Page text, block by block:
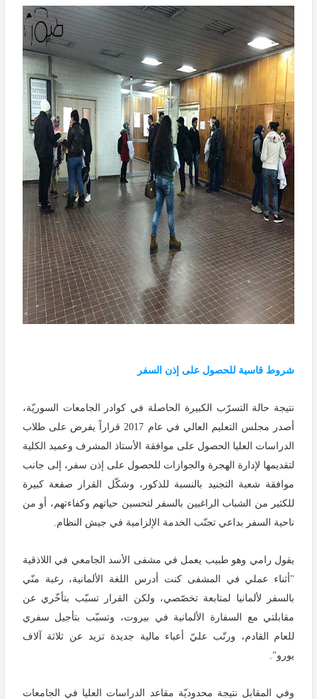
شروط قاسية للحصول على إذن السفر
نتيجة حالة التسرّب الكبيرة الحاصلة في كوادر الجامعات السوريّة،
أصدر مجلس التعليم العالي في عام 2017 قراراً يفرض على طلاب
الدراسات العليا الحصول على موافقة الأستاذ المشرف وعميد الكلية
لتقديمها لإدارة الهجرة والجوازات للحصول على إذن سفر، إلى جانب
موافقة شعبة التجنيد بالنسبة للذكور، وشكّل القرار صفعة كبيرة
للكثير من الشباب الراغبين بالسفر لتحسين حياتهم وكفاءتهم، أو من
ناحية السفر بداعي تجنّب الخدمة الإلزامية في جيش النظام.
يقول رامي وهو طبيب يعمل في مشفى الأسد الجامعي في اللاذقية
"أثناء عملي في المشفى كنت أدرس اللغة الألمانية، رغبة منّي
بالسفر لألمانيا لمتابعة تخصّصي، ولكن القرار تسبّب بتأخّري عن
مقابلتي مع السفارة الألمانية في بيروت، وتسبّب بتأجيل سفري
للعام القادم، ورتّب عليّ أعباء مالية جديدة تزيد عن ثلاثة آلاف
يورو".
وفي المقابل نتيجة محدوديّة مقاعد الدراسات العليا في الجامعات